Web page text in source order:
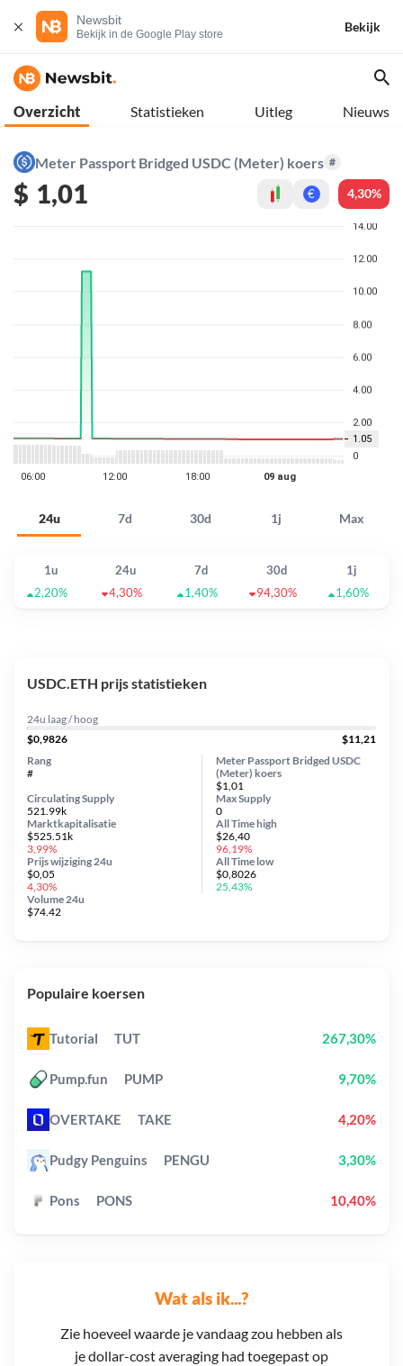
Newsbit
Bekijk in de Google Play store
Bekijk
Overzicht Statistieken Uitleg Nieuws
Meter Passport Bridged USDC (Meter) koers #
$ 1,01 € 4,30%
24u 7d 30d 1j Max
1u 24u 7d 30d
1j
2,20%
4,30% 1,40% 94,30% 1,60%
Wat als ik...?
Zie hoeveel waarde je vandaag zou hebben als
je dollar-cost averaging had toegepast op
USDC.ETH prijs statistieken
24u laag / hoog
$0,9826
$11,21
Meter Passport Bridged USDC
(Meter) koers
$1,01
Circulating Supply
521.99k
Prijs wijziging 24u
$0,05
4,30%
Max Supply
0
Marktkapitalisatie
$525.51k
3,99%
Volume 24u
$74.42
Rang
#
All Timehigh
$26,40
96,19%
All Time low
$0,8026
25,43%
Populaire koersen
Tutorial TUT 267,30%
Pump.fun PUMP 9,70%
OVERTAKE TAKE 4,20%
Pudgy Penguins PENGU 3,30%
Pons PONS 10,40%